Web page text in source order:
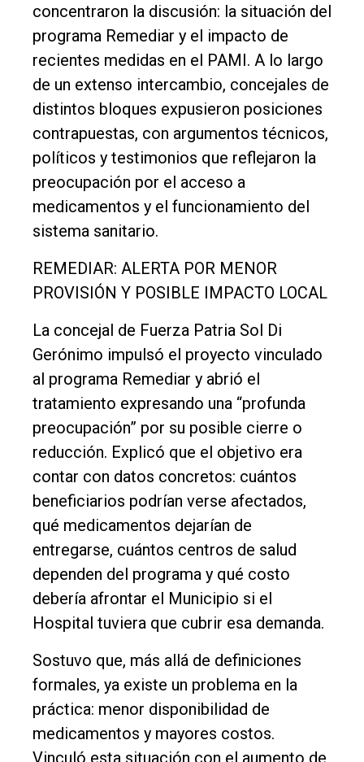
El
único
DIARIO
Balcarce
Inicio
Tendencia
General
Política
Cultura
Entrevistas
Rural
Deportes
Fúnebres
Edición
Empresa
Nosotros
Contacto
concentraron la discusión: la situación del
programa Remediar y el impacto de
recientes medidas en el PAMI. A lo largo
de un extenso intercambio, concejales de
distintos bloques expusieron posiciones
contrapuestas, con argumentos técnicos,
políticos y testimonios que reflejaron la
preocupación por el acceso a
medicamentos y el funcionamiento del
sistema sanitario.
REMEDIAR: ALERTA POR MENOR
PROVISIÓN Y POSIBLE IMPACTO LOCAL
La concejal de Fuerza Patria Sol Di
Gerónimo impulsó el proyecto vinculado
al programa Remediar y abrió el
tratamiento expresando una “profunda
preocupación” por su posible cierre o
reducción. Explicó que el objetivo era
contar con datos concretos: cuántos
beneficiarios podrían verse afectados,
qué medicamentos dejarían de
entregarse, cuántos centros de salud
dependen del programa y qué costo
debería afrontar el Municipio si el
Hospital tuviera que cubrir esa demanda.
Sostuvo que, más allá de definiciones
formales, ya existe un problema en la
práctica: menor disponibilidad de
medicamentos y mayores costos.
Vinculó esta situación con el aumento de